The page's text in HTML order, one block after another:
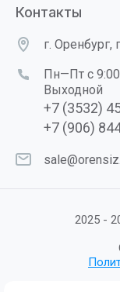
Контакты
г. Оренбург,
Пн—Пт с
Выходной
+7 (3532)
+7 (906)
2025 -